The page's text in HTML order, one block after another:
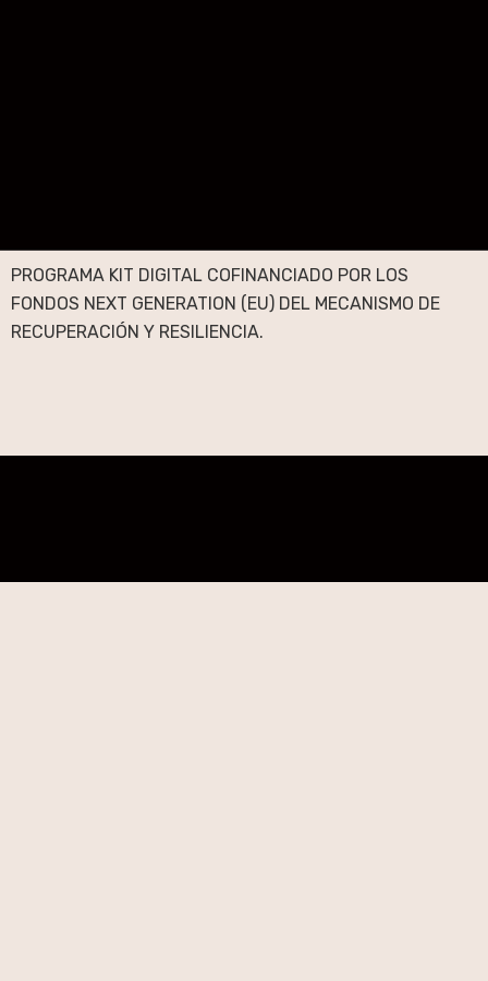
PROGRAMA KIT DIGITAL COFINANCIADO POR LOS
FONDOS NEXT GENERATION (EU) DEL MECANISMO DE
RECUPERACIÓN Y RESILIENCIA.